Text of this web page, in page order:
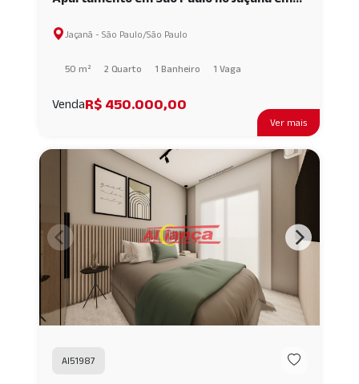
Ver mais
Jaçanã - São Paulo/São Paulo
50 m² 2 Quarto 1 Banheiro 1 Vaga
VendaR$ 450.000,00
AI51987